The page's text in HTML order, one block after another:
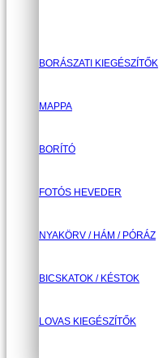
BORÁSZATI KIEGÉSZÍTŐK
MAPPA
BORÍTÓ
FOTÓS HEVEDER
NYAKÖRV / HÁM / PÓRÁZ
BICSKATOK / KÉSTOK
LOVAS KIEGÉSZÍTŐK